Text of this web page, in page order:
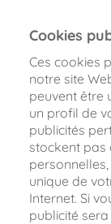
Cookies
Ces cookies
notre site
peuvent être
un profil de
publicités
stockent pas
unique de
Internet. Si
publicité